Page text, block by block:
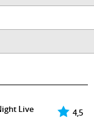
4,5
Live